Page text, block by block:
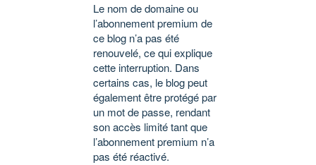
Le nom de domaine ou
l’abonnement premium de
ce blog n’a pas été
renouvelé, ce qui explique
cette interruption. Dans
certains cas, le blog peut
également être protégé par
un mot de passe, rendant
son accès limité tant que
l’abonnement premium n’a
pas été réactivé.